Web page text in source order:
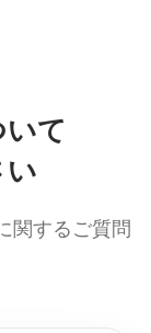
て
い
関するご質問